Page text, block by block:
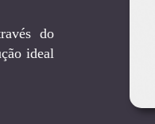
do
ideal